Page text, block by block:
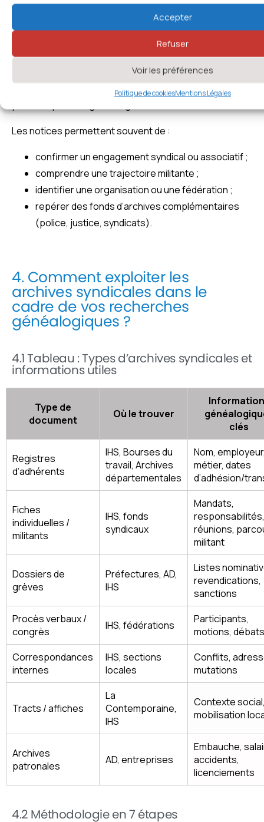
Accepter
Refuser
Voir les préférences
Politique de cookiesMentions Légales
Le Maitron n’est pas une base de « tous les syndiqués »,
mais un ensemble de parcours militants documentés,
avec références d’archives et repères chronologiques
Les notices permettent souvent de :
confirmer un engagement syndical ou associatif ;
comprendre une trajectoire militante ;
identifier une organisation ou une fédération ;
repérer des fonds d’archives complémentaires
(police, justice, syndicats).
4. Comment exploiter les
archives syndicales dans le
cadre de vos recherches
généalogiques ?
4.1 Tableau : Types d’archives syndicales et
informations utiles
Type de
document
Où le trouver
clés
Registres
d’adhérents
IHS, Bourses du
travail, Archives
départementales
Nom,
métier, dates
d’adhésion/
Fiches
individuelles /
militants
IHS, fonds
syndicaux
Mandats,
responsabilités,
réunions,
militant
Dossiers de
grèves
Préfectures, AD,
IHS
Listes
revendications,
sanctions
Procès verbaux /
congrès
IHS, fédérations
Participants,
motions, débats
Correspondances
internes
IHS, sections
locales
Conflits,
mutations
Tracts / affiches
La
Contemporaine,
IHS
Contexte
mobilisation
Archives
patronales
AD, entreprises
Embauche,
accidents,
licenciements
4.2 Méthodologie en 7 étapes